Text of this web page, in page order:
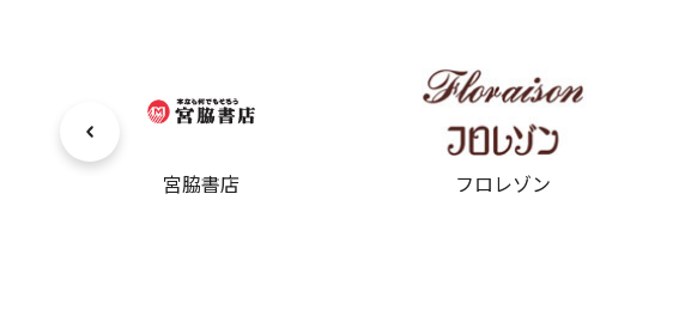
宮脇書店 フロレゾン